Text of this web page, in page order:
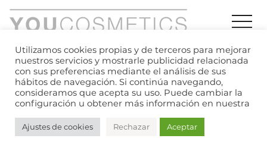
Index»Blog»El pincel puede llegar a ser más
importante que el producto
BLOG
Utilizamos cookies propias y de terceros para mejorar
nuestros servicios y mostrarle publicidad relacionada
con sus preferencias mediante el análisis de sus
hábitos de navegación. Si continúa navegando,
consideramos que acepta su uso. Puede cambiar la
configuración u obtener más información en nuestra
Ajustes de cookies Rechazar Aceptar